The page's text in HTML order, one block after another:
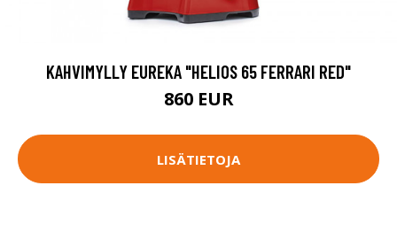
KAHVIMYLLY EUREKA "HELIOS 65 FERRARI RED"
860 EUR
LISÄTIETOJA